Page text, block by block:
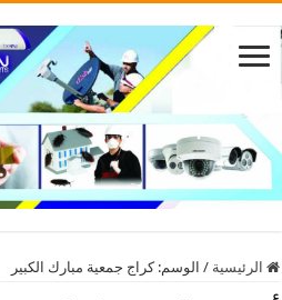
الرئيسية / الوسم:كراج جمعية مبارك الكبير